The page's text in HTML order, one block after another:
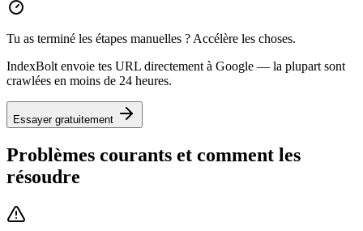
Tu as terminé les étapes manuelles ? Accélère les choses.
IndexBolt envoie tes URL directement à Google — la plupart sont
crawlées en moins de 24 heures.
Essayer gratuitement
Problèmes courants et comment les
résoudre